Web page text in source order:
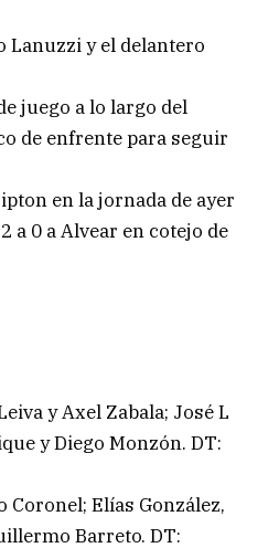
Lanuzzi y el delantero
juego a lo largo del
de enfrente para seguir
en la jornada de ayer
0 a Alvear en cotejo de
y Axel Zabala; José L
y Diego Monzón. DT:
Coronel; Elías González,
Barreto. DT: